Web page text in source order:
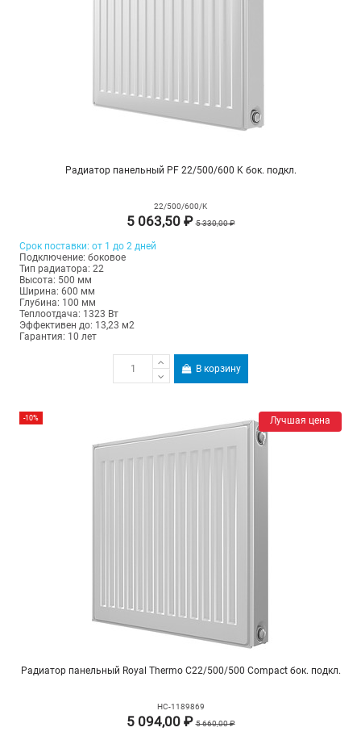
Радиатор панельный PF 22/500/600 K бок. подкл.
22/500/600/K
5 063,50 ₽5 330,00 ₽
Срок поставки: от 1 до 2 дней
Подключение: боковое
Тип радиатора: 22
Высота: 500 мм
Ширина: 600 мм
Глубина: 100 мм
Теплоотдача: 1323 Вт
Эффективен до: 13,23 м2
Гарантия: 10 лет
В корзину
Лучшая цена
-10%
Радиатор панельный Royal Thermo C22/500/500 Compact бок. подкл.
НС-1189869
5 094,00 ₽5 660,00 ₽